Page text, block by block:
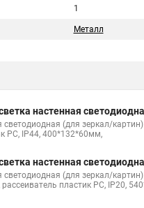
1
Металл
настенная
светодиодная (для зеркал/
PC, IP44, 400*132*60мм,
настенная
светодиодная (для зеркал/
пластик PC, IP20,